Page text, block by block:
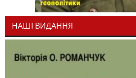
НАШІ ВИДАННЯ